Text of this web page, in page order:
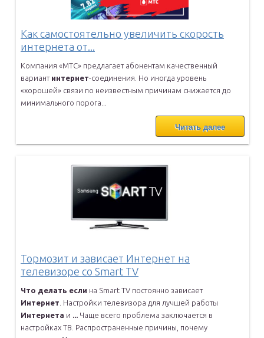
Как самостоятельно увеличить скорость
интернета от...
Компания «МТС» предлагает абонентам качественный
вариант интернет-соединения. Но иногда уровень
«хорошей» связи по неизвестным причинам снижается до
минимального порога...
Читать далее
Тормозит и зависает Интернет на
телевизоре со Smart TV
Что делать если на Smart TV постоянно зависает
Интернет . Настройки телевизора для лучшей работы
Интернета и
Чаще всего проблема заключается в
настройках ТВ. Распространенные причины, почему